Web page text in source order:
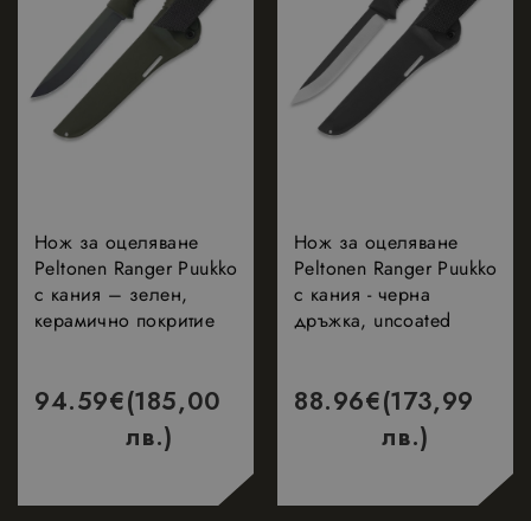
Нож за оцеляване
Peltonen Ranger Puukko
с кания – зелен,
керамично покритие
94.59€(185,00
лв.)
Нож за оцеляване
Peltonen Ranger Puukko
с кания - черна
дръжка, uncoated
88.96€(173,99
лв.)